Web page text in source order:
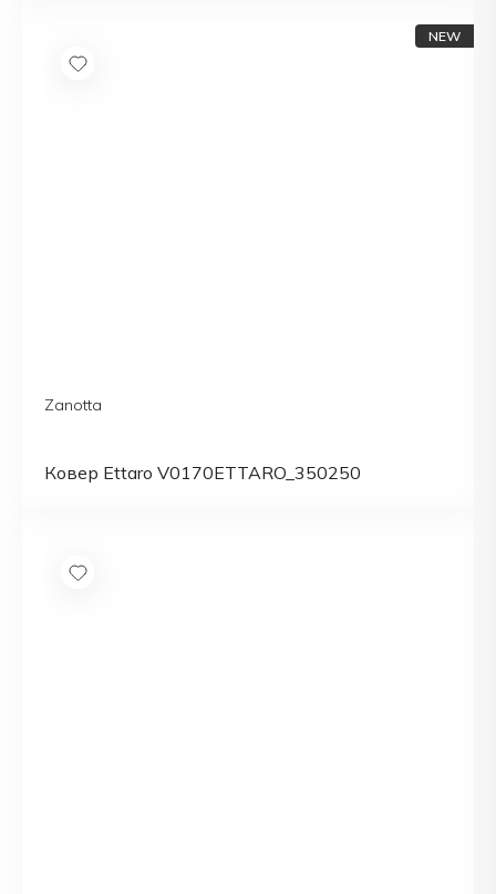
NEW
Zanotta
Ковер Ettaro V0170ETTARO_350250